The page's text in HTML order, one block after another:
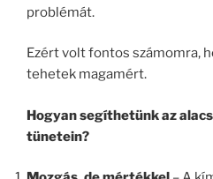
problémát.
Ezért volt fontos számomra,
tehetek magamért.
Hogyan segíthetünk az
tünetein?